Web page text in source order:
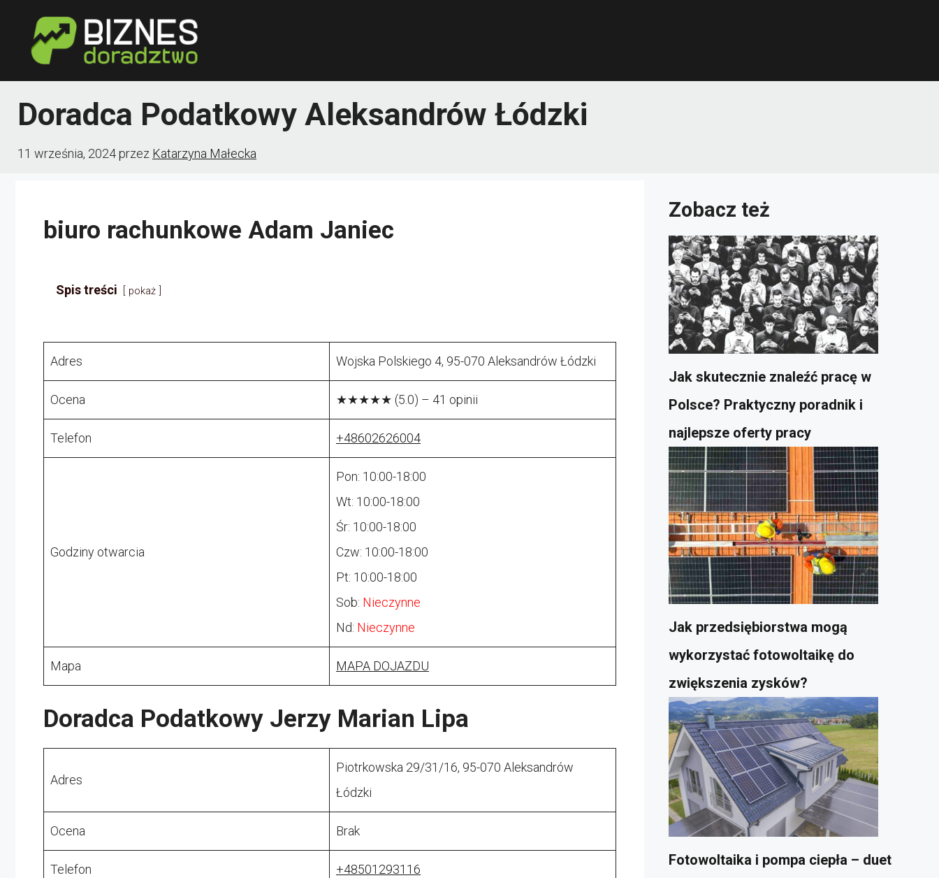
Doradca Podatkowy Aleksandrów Łódzki
11 września, 2024przez Katarzyna Małecka
biuro rachunkowe Adam Janiec
Spis treści pokaż
Adres Wojska Polskiego 4, 95-070 Aleksandrów Łódzki
Ocena ★★★★★ (5.0) – 41 opinii
Telefon +48602626004
Godziny otwarcia
Pon: 10:00-18:00
Wt: 10:00-18:00
Śr: 10:00-18:00
Czw: 10:00-18:00
Pt: 10:00-18:00
Sob: Nieczynne
Nd: Nieczynne
Mapa MAPA DOJAZDU
Doradca Podatkowy Jerzy Marian Lipa
Adres
Piotrkowska 29/31/16, 95-070 Aleksandrów
Łódzki
Ocena Brak
Telefon +48501293116
Zobacz też
Jak skutecznie znaleźć pracę w
Polsce? Praktyczny poradnik i
najlepsze oferty pracy
Jak przedsiębiorstwa mogą
wykorzystać fotowoltaikę do
zwiększenia zysków?
Fotowoltaika i pompa ciepła – duet